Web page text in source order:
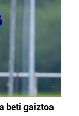
beti gaiztoa